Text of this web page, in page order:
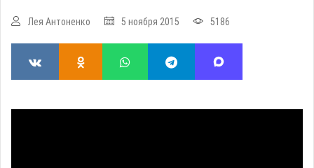
Лея Антоненко 5 ноября 2015 5186